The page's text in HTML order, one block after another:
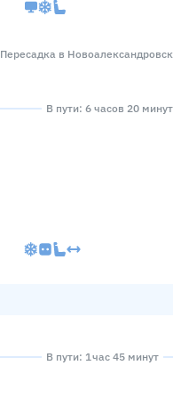
Пересадка в
В пути: 6 часов 20 минут
В пути: 1 час 45 минут